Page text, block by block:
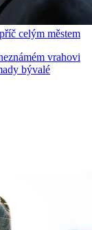
celým městem
vrahovi
bývalé